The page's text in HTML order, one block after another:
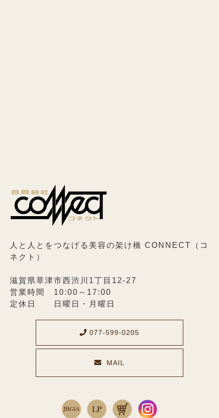
人と人とをつなげる美容の架け橋 CONNECT（コ
ネクト）
滋賀県草津市西渋川1丁目12-27
営業時間 10:00～17:00
定休日 日曜日・月曜日
077-599-0205
MAIL
メールでのお問い合わせ